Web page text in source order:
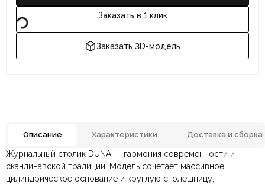
Заказать в 1 клик
Заказать 3D-модель
Описание Характеристики Доставка и сборка
Журнальный столик DUNA — гармония современности и
скандинавской традиции. Модель сочетает массивное
цилиндрическое основание и круглую столешницу,
Материал
Шпон, Искуственный
Отзывов ещё нет. Напишите первым.